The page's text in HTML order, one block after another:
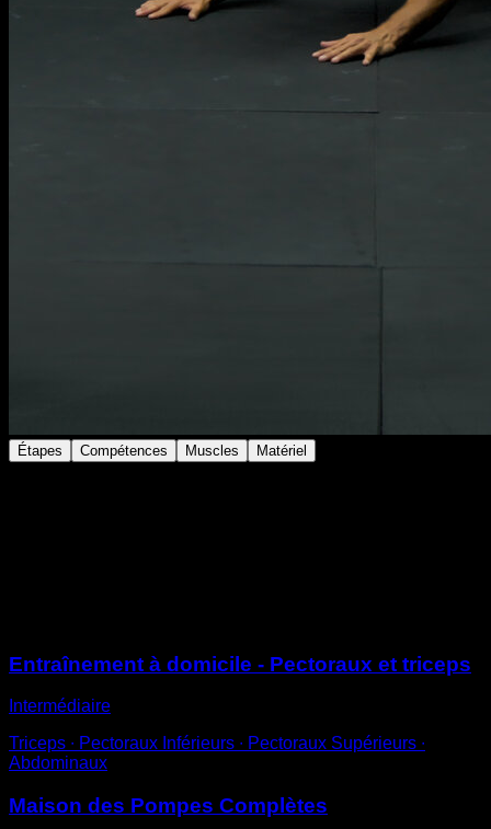
Étapes Compétences Muscles Matériel
Entraînement à domicile - Pectoraux et triceps
Intermédiaire
Triceps ∙ Pectoraux Inférieurs ∙ Pectoraux Supérieurs ∙
Abdominaux
Maison des Pompes Complètes